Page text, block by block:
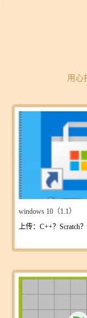
用心
windows 10（1.1）
上传：C++？